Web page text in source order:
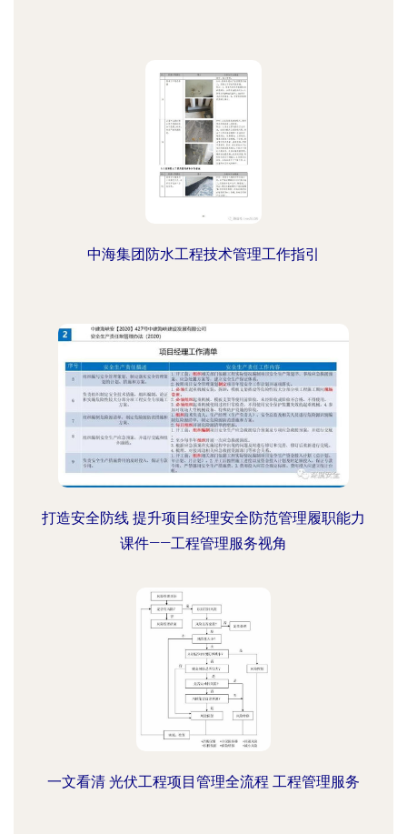
中海集团防水工程技术管理工作指引
打造安全防线 提升项目经理安全防范管理履职能力
课件——工程管理服务视角
一文看清 光伏工程项目管理全流程 工程管理服务